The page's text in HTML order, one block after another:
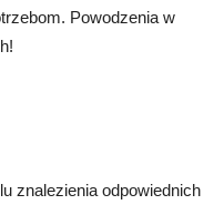
Powodzenia w
znalezienia odpowiednich